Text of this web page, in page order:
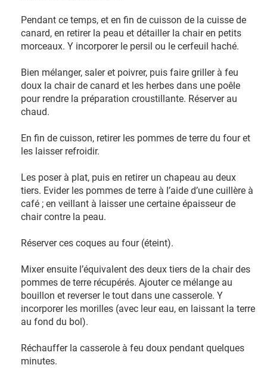
Pendant ce temps, et en fin de cuisson de la cuisse de
canard, en retirer la peau et détailler la chair en petits
morceaux. Y incorporer le persil ou le cerfeuil haché.
Bien mélanger, saler et poivrer, puis faire griller à feu
doux la chair de canard et les herbes dans une poêle
pour rendre la préparation croustillante. Réserver au
chaud.
En fin de cuisson, retirer les pommes de terre du four et
les laisser refroidir.
Les poser à plat, puis en retirer un chapeau au deux
tiers. Evider les pommes de terre à l’aide d’une cuillère à
café ; en veillant à laisser une certaine épaisseur de
chair contre la peau.
Réserver ces coques au four (éteint).
Mixer ensuite l’équivalent des deux tiers de la chair des
pommes de terre récupérés. Ajouter ce mélange au
bouillon et reverser le tout dans une casserole. Y
incorporer les morilles (avec leur eau, en laissant la terre
au fond du bol).
Réchauffer la casserole à feu doux pendant quelques
minutes.